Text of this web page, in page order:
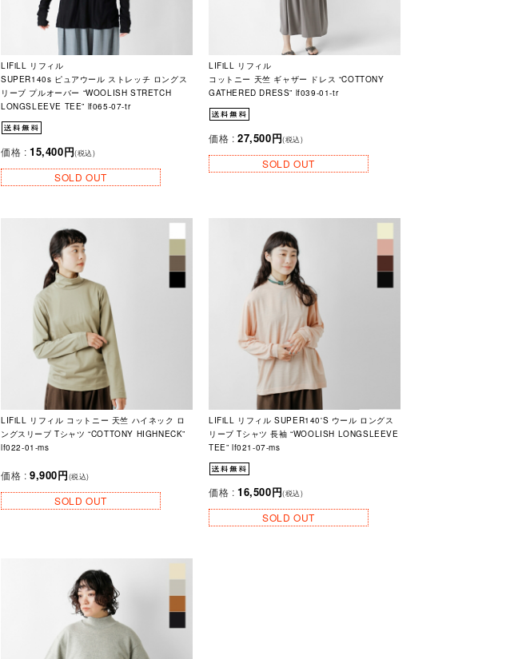
LIFiLL リフィル
SUPER140s ピュアウール ストレッチ ロングス
リーブ プルオーバー “WOOLISH STRETCH
LONGSLEEVE TEE” lf065-07-tr
価格 : 15,400円(税込)
SOLD OUT
LIFiLL リフィル
コットニー 天竺 ギャザー ドレス “COTTONY
GATHERED DRESS” lf039-01-tr
価格 : 27,500円(税込)
SOLD OUT
LIFiLL リフィル コットニー 天竺 ハイネック ロ
ングスリーブ Tシャツ “COTTONY HIGHNECK”
lf022-01-ms
価格 : 9,900円(税込)
SOLD OUT
LIFiLL リフィル SUPER140'S ウール ロングス
リーブ Tシャツ 長袖 “WOOLISH LONGSLEEVE
TEE” lf021-07-ms
価格 : 16,500円(税込)
SOLD OUT